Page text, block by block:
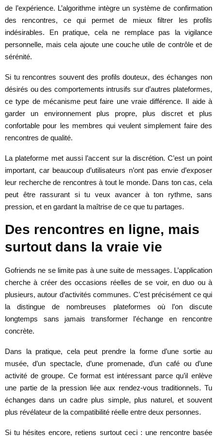
de l’expérience. L’algorithme intègre un système de confirmation
des rencontres, ce qui permet de mieux filtrer les profils
indésirables. En pratique, cela ne remplace pas la vigilance
personnelle, mais cela ajoute une couche utile de contrôle et de
sérénité.
Si tu rencontres souvent des profils douteux, des échanges non
désirés ou des comportements intrusifs sur d’autres plateformes,
ce type de mécanisme peut faire une vraie différence. Il aide à
garder un environnement plus propre, plus discret et plus
confortable pour les membres qui veulent simplement faire des
rencontres de qualité.
La plateforme met aussi l’accent sur la discrétion. C’est un point
important, car beaucoup d’utilisateurs n’ont pas envie d’exposer
leur recherche de rencontres à tout le monde. Dans ton cas, cela
peut être rassurant si tu veux avancer à ton rythme, sans
pression, et en gardant la maîtrise de ce que tu partages.
Des rencontres en ligne, mais
surtout dans la vraie vie
Gofriends ne se limite pas à une suite de messages. L’application
cherche à créer des occasions réelles de se voir, en duo ou à
plusieurs, autour d’activités communes. C’est précisément ce qui
la distingue de nombreuses plateformes où l’on discute
longtemps sans jamais transformer l’échange en rencontre
concrète.
Dans la pratique, cela peut prendre la forme d’une sortie au
musée, d’un spectacle, d’une promenade, d’un café ou d’une
activité de groupe. Ce format est intéressant parce qu’il enlève
une partie de la pression liée aux rendez-vous traditionnels. Tu
échanges dans un cadre plus simple, plus naturel, et souvent
plus révélateur de la compatibilité réelle entre deux personnes.
Si tu hésites encore, retiens surtout ceci : une rencontre basée